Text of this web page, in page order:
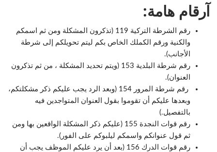
آرقام هامة:
رقم الشرطة التركية 119 (تذكرون المشكلة ومن ثم اسمكم
والكنية ورقم الكملك الخاص بكم ليتم تحويلكم إلى شرطة
الأجانب).
رقم شرطة البلدية 153 (ويتم تحديد المشكلة ، من ثم تذكرون
العنوان).
رقم شرطة المرور 154 (وبعد الرد يجب عليكم ذكر مشكلتكم،
وبعدها عليكم أن تقوموا بقول العنوان المتواجدين فيه
بالتفصيل.)
رقم قوات النجدة 155 (عليكم ذكر المشكلة الواقعين بها ومن
ثم قول عنوانكم واسمكم ليلبوكم على الفور).
رقم قوات الدرك 156 (بعد أن يرد عليكم الموظف يجب أن